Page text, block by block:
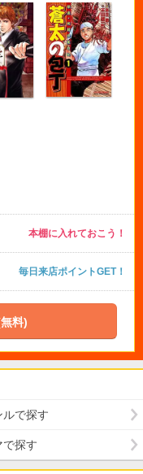
本棚に入れておこう！
毎日来店ポイントGET！
料)
ルで探す
で探す